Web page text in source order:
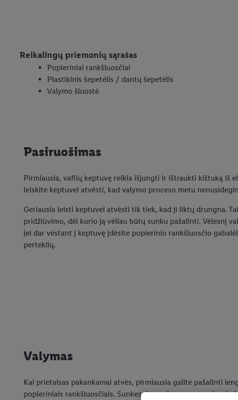
Reikalingų priemonių sąrašas
Popieriniai rankšluosčiai
Plastikinis šepetėlis / dantų šepetėlis
Valymo šluostė
Pasiruošimas
Pirmiausia, vaflių keptuvę reikia išjungti ir ištraukti kištuką iš
leiskite keptuvei atvėsti, kad valymo proceso metu
Geriausia leisti keptuvei atvėsti tik tiek, kad ji liktų drungna.
pridžiūvimo, dėl kurio ją vėliau būtų sunku pašalinti. Vėlesnį
jei dar vėstant į keptuvę įdėsite popierinio rankšluosčio
perteklių.
Valymas
Kai prietaisas pakankamai atvės, pirmiausia galite pašalinti
popieriniais rankšluosčiais. Sunkesnius nešvarumus geriausia